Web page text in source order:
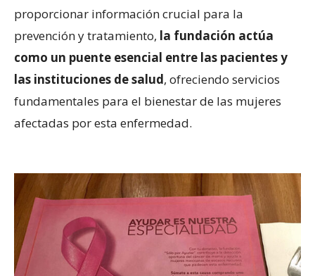
proporcionar información crucial para la
prevención y tratamiento, la fundación actúa
como un puente esencial entre las pacientes y
las instituciones de salud, ofreciendo servicios
fundamentales para el bienestar de las mujeres
afectadas por esta enfermedad.